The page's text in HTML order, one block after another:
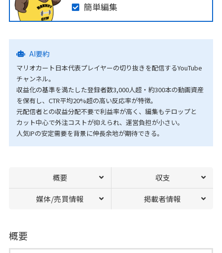
簡単編集
AI要約
マリオカート日本代表プレイヤーの切り抜きを配信するYouTube
チャンネル。
収益化の基準を満たした登録者数3,000人超・約300本の動画資産
を保有し、CTR平均20%超の高い反応率が特徴。
元配信者との収益分配不要で利益率が高く、編集もテロップと
カット中心で外注コストが抑えられ、運営負担が小さい。
人気IPの安定需要を背景に伸長余地が期待できる。
概要 収支
媒体/売買情報 掲載者情報
概要